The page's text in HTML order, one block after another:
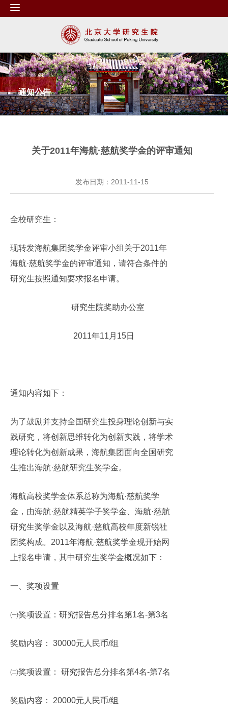
通知公告
关于2011年海航·慈航奖学金的评审通知
发布日期：2011-11-15
全校研究生：
现转发海航集团奖学金评审小组关于2011年
海航·慈航奖学金的评审通知，请符合条件的
研究生按照通知要求报名申请。
研究生院奖助办公室
2011年11 月 15日
通知内容如下：
为了鼓励并支持全国研究生投身理论创新与实
践研究，将创新思维转化为创新实践，将学术
理论转化为创新成果，海航集团面向全国研究
生推出海航·慈航研究生奖学金。
海航高校奖学金体系总称为海航·慈航奖学
金，由海航·慈航精英学子奖学金、海航·慈航
研究生奖学金以及海航·慈航高校年度新锐社
团奖构成。 2011年海航·慈航奖学金现开始网
上报名申请，其中研究生奖学金概况如下：
一、奖项设置
㈠奖项设置：研究报告总分排名第1名-第3名
奖励内容： 30000元人民币/组
㈡奖项设置： 研究报告总分排名第4名-第7名
奖励内容： 20000元人民币/组